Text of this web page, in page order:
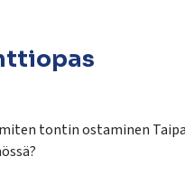
tontin ostaminen